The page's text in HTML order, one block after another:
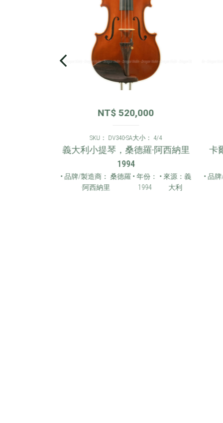
NT$520,000
SKU： DV340-SA大小： 4/4
義大利小提琴，桑德羅·阿西納里
1994
• 品牌/製造商： 桑德羅
·阿西納里
• 年份：
1994
• 來源：義
大利
卡
• 品牌